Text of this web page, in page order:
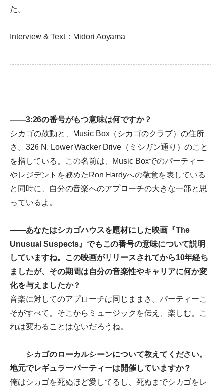
た。
Interview & Text：Midori Aoyama
——3:26の番号がもつ意味は何ですか？
シカゴの鼓動と、Music Box（シカゴのクラブ）の住所
さ。326 N. Lower Wacker Drive（ミシガン通り）のこと
を指している。この名前は、Music Boxでのパーティー
やレジデントを務めたRon Hardyへの敬意を表している
と同時に、自分の音楽へのアプローチの大きな一部と思
っているよ。
——あなたはシカゴハウスを題材にした映画『The
Unusual Suspects』でもこの番号の意味について説明
していますね。この映画がリリースされてから10年経ち
ましたが、その期間は自分の音楽性やキャリアに何か変
化を与えましたか？
音楽に対してのアプローチは同じままさ。パーティーこ
そがすべて。そこからミュージックを伝え、楽しむ。こ
れは変わることはないだろうね。
——シカゴのローカルシーンについて教えてください。
地元でレギュラーパーティーは開催していますか？
俺はシカゴを死ぬほど愛してるし、死ぬまでシカゴをレ